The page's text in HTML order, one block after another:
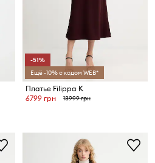
-51%
Ещё -10% с кодом WEB*
Платье Filippa K
6799 грн
13999 грн